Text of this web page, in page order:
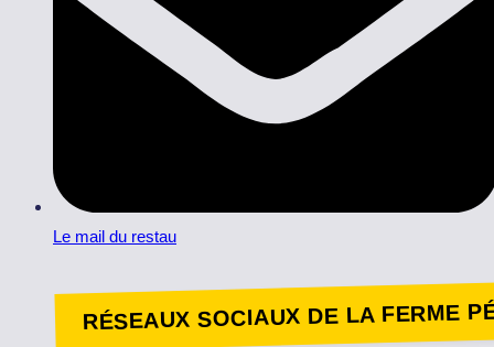
Le mail du restau
RÉSEAUX SOCIAUX DE LA FERME